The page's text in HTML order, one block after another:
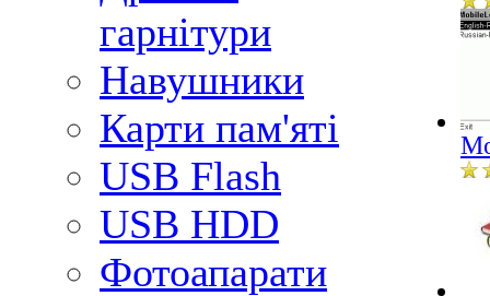
гарнітури
Навушники
Карти пам'яті
USB Flash
USB HDD
Фотоапарати